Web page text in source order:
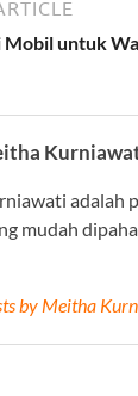
Mobil untuk
adalah
mudah
by Meitha